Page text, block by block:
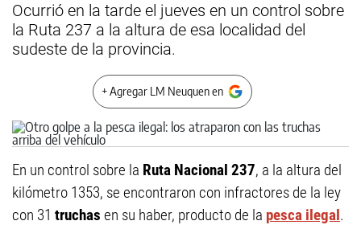
Ocurrió en la tarde el jueves en un control sobre
la Ruta 237 a la altura de esa localidad del
sudeste de la provincia.
+ Agregar LM Neuquen en
En un control sobre la Ruta Nacional 237, a la altura del
kilómetro 1353, se encontraron con infractores de la ley
con 31 truchas en su haber, producto de la pesca ilegal.